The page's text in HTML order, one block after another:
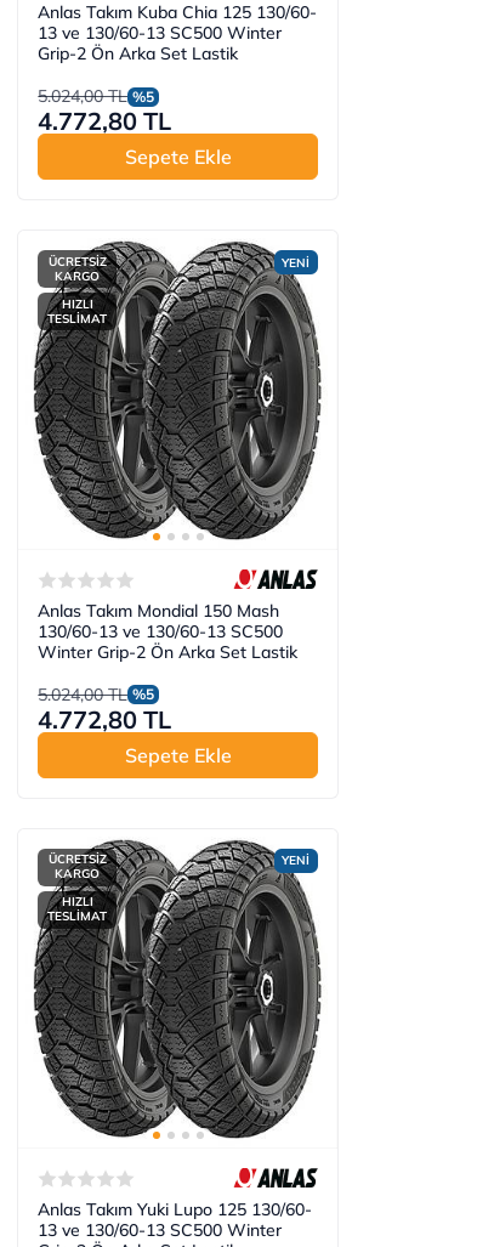
Anlas Takım Kuba Chia 125 130/60-
13 ve 130/60-13 SC500 Winter
Grip-2 Ön Arka Set Lastik
5.024,00 TL %5
4.772,80 TL
Sepete Ekle
YENİ
ÜCRETSİZ
KARGO
HIZLI
TESLİMAT
Anlas Takım Mondial 150 Mash
130/60-13 ve 130/60-13 SC500
Winter Grip-2 Ön Arka Set Lastik
5.024,00 TL %5
4.772,80 TL
Sepete Ekle
YENİ
ÜCRETSİZ
KARGO
HIZLI
TESLİMAT
Anlas Takım Yuki Lupo 125 130/60-
13 ve 130/60-13 SC500 Winter